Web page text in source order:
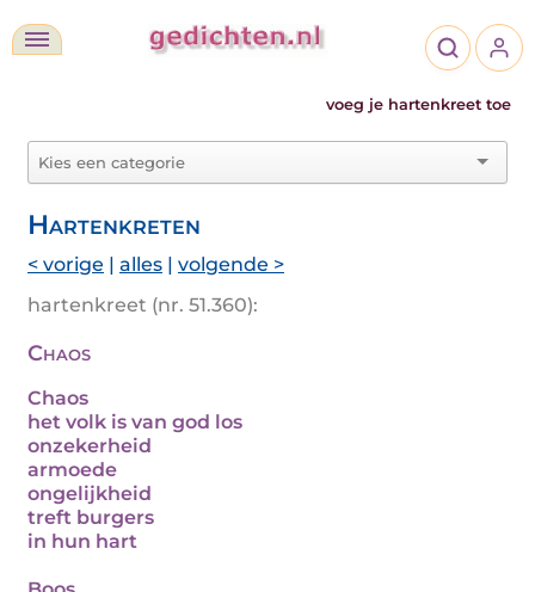
voeg je hartenkreet toe
Hartenkreten
< vorige | alles | volgende >
hartenkreet (nr. 51.360):
Chaos
Chaos
het volk is van god los
onzekerheid
armoede
ongelijkheid
treft burgers
in hun hart